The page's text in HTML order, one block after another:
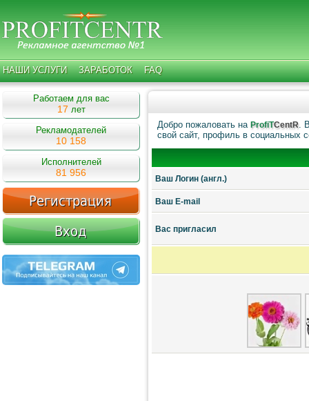
НАШИ УСЛУГИ ЗАРАБОТОК FAQ
Работаем для вас
17 лет
Рекламодателей
10 158
Исполнителей
81 956
Добро пожаловать на ProfiTCentR.
свой сайт, профиль в социальных
Ваш Логин (англ.)
Ваш E-mail
Ваc пригласил